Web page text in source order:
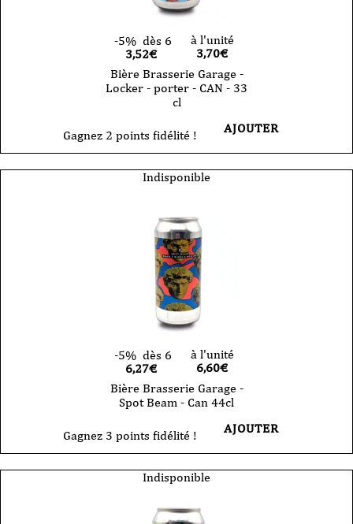
-5% dès 6
3,52€
à l'unité
3,70€
Bière Brasserie Garage -
Locker - porter - CAN - 33
cl
Gagnez 2 points fidélité ! AJOUTER
Indisponible
-5% dès 6
6,27€
à l'unité
6,60€
Bière Brasserie Garage -
Spot Beam - Can 44cl
Gagnez 3 points fidélité ! AJOUTER
Indisponible